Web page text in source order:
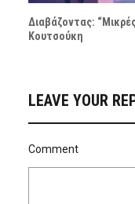
Διαβάζοντας:
Κουτσούκη
LEAVE YOUR
Comment